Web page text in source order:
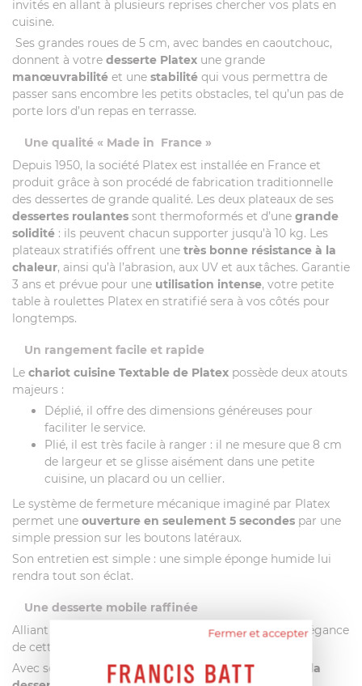
invités en allant à plusieurs reprises chercher vos plats en
cuisine.
Ses grandes roues de 5 cm, avec bandes en caoutchouc,
donnent à votre desserte Platex une grande
manœuvrabilité et une stabilité qui vous permettra de
passer sans encombre les petits obstacles, tel qu’un pas de
porte lors d’un repas en terrasse.
Une qualité « Made in France »
Depuis 1950, la société Platex est installée en France et
produit grâce à son procédé de fabrication traditionnelle
des dessertes de grande qualité. Les deux plateaux de ses
dessertes roulantes sont thermoformés et d’une grande
solidité : ils peuvent chacun supporter jusqu’à 10 kg. Les
plateaux stratifiés offrent une très bonne résistance à la
chaleur, ainsi qu’à l’abrasion, aux UV et aux tâches. Garantie
3 ans et prévue pour une utilisation intense, votre petite
table à roulettes Platex en stratifié sera à vos côtés pour
longtemps.
Un rangement facile et rapide
Le chariot cuisine Textable de Platex possède deux atouts
majeurs :
Déplié, il offre des dimensions généreuses pour
faciliter le service.
Plié, il est très facile à ranger : il ne mesure que 8 cm
de largeur et se glisse aisément dans une petite
cuisine, un placard ou un cellier.
Le système de fermeture mécanique imaginé par Platex
permet une ouverture en seulement 5 secondes par une
simple pression sur les boutons latéraux.
Son entretien est simple : une simple éponge humide lui
rendra tout son éclat.
Une desserte mobile raffinée
Alliant des matériaux nobles et un design soigné, l’élégance
de cette
Avec ses
montants chromés et ses plateaux wengé,
la
Fermer et accepter